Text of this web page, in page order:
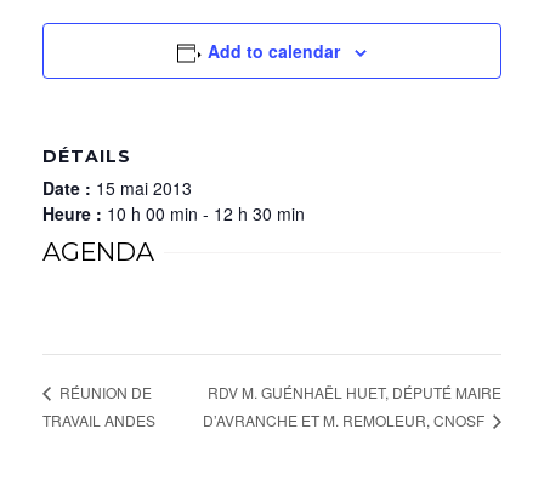
Add to calendar
DÉTAILS
Date : 15 mai 2013
Heure : 10 h 00 min - 12 h 30 min
AGENDA
RÉUNION DE
TRAVAIL ANDES
RDV M. GUÉNHAËL HUET, DÉPUTÉ MAIRE
D’AVRANCHE ET M. REMOLEUR, CNOSF